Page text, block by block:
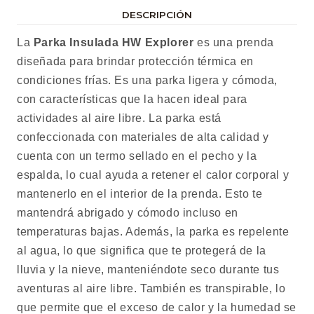
DESCRIPCIÓN
La Parka Insulada HW Explorer es una prenda
diseñada para brindar protección térmica en
condiciones frías. Es una parka ligera y cómoda,
con características que la hacen ideal para
actividades al aire libre. La parka está
confeccionada con materiales de alta calidad y
cuenta con un termo sellado en el pecho y la
espalda, lo cual ayuda a retener el calor corporal y
mantenerlo en el interior de la prenda. Esto te
mantendrá abrigado y cómodo incluso en
temperaturas bajas. Además, la parka es repelente
al agua, lo que significa que te protegerá de la
lluvia y la nieve, manteniéndote seco durante tus
aventuras al aire libre. También es transpirable, lo
que permite que el exceso de calor y la humedad se